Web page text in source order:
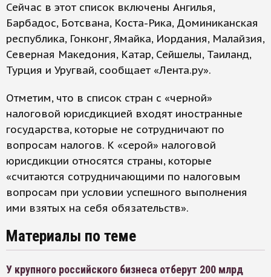
Сейчас в этот список включены Ангилья,
Барбадос, Ботсвана, Коста-Рика, Доминиканская
республика, Гонконг, Ямайка, Иордания, Малайзия,
Северная Македония, Катар, Сейшелы, Таиланд,
Турция и Уругвай, сообщает «Лента.ру».
Отметим, что в список стран с «черной»
налоговой юрисдикцией входят иностранные
государства, которые не сотрудничают по
вопросам налогов. К «серой» налоговой
юрисдикции относятся страны, которые
«считаются сотрудничающими по налоговым
вопросам при условии успешного выполнения
ими взятых на себя обязательств».
Материалы по теме
У крупного российского бизнеса отберут 200 млрд